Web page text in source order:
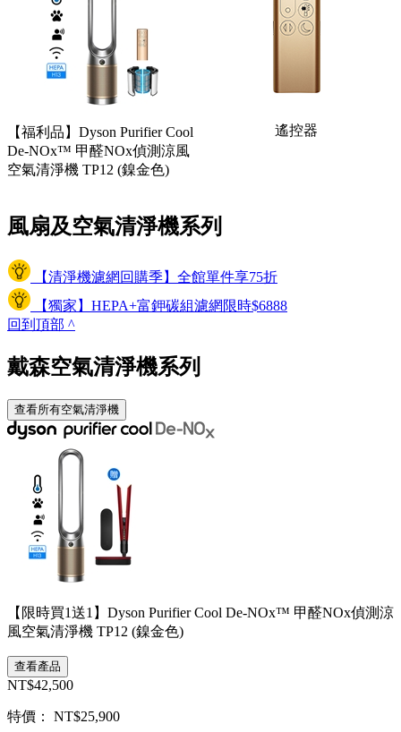
【福利品】Dyson Purifier Cool
De-NOx™ 甲醛NOx偵測涼風
空氣清淨機 TP12 (鎳金色)
遙控器
風扇及空氣清淨機系列
【清淨機濾網回購季】全館單件享75折
【獨家】HEPA+富鉀碳組濾網限時$6888
回到頂部 ^
戴森空氣清淨機系列
查看所有空氣清淨機
【限時買1送1】Dyson Purifier Cool De-NOx™ 甲醛NOx偵測涼
風空氣清淨機 TP12 (鎳金色)
查看產品
NT$42,500
特價： NT$25,900